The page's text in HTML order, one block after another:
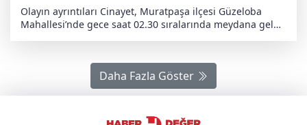
Olayın ayrıntıları Cinayet, Muratpaşa ilçesi Güzeloba
Mahallesi’nde gece saat 02.30 sıralarında meydana geldi.
belirterek ikiliyi içeri almadı. Kısa süre sonra geri dönen
Bulut, yanında getirdiği tabancayla Altın’a ateş etti. Karın
bölgesine üç kurşun isabet eden Altın, hastaneye
Zanlı Bulut ise Cinayet Büro Amirliği ekiplerince
Daha Fazla Göster